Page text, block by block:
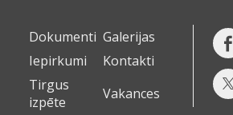
Dokumenti Galerijas
Iepirkumi
Kontakti
Tirgus
izpēte
Vakances